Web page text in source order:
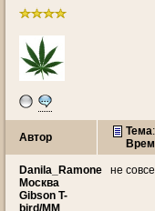
Автор Тема
Danila_Ramone
Москва
Gibson T-
bird/MM
не